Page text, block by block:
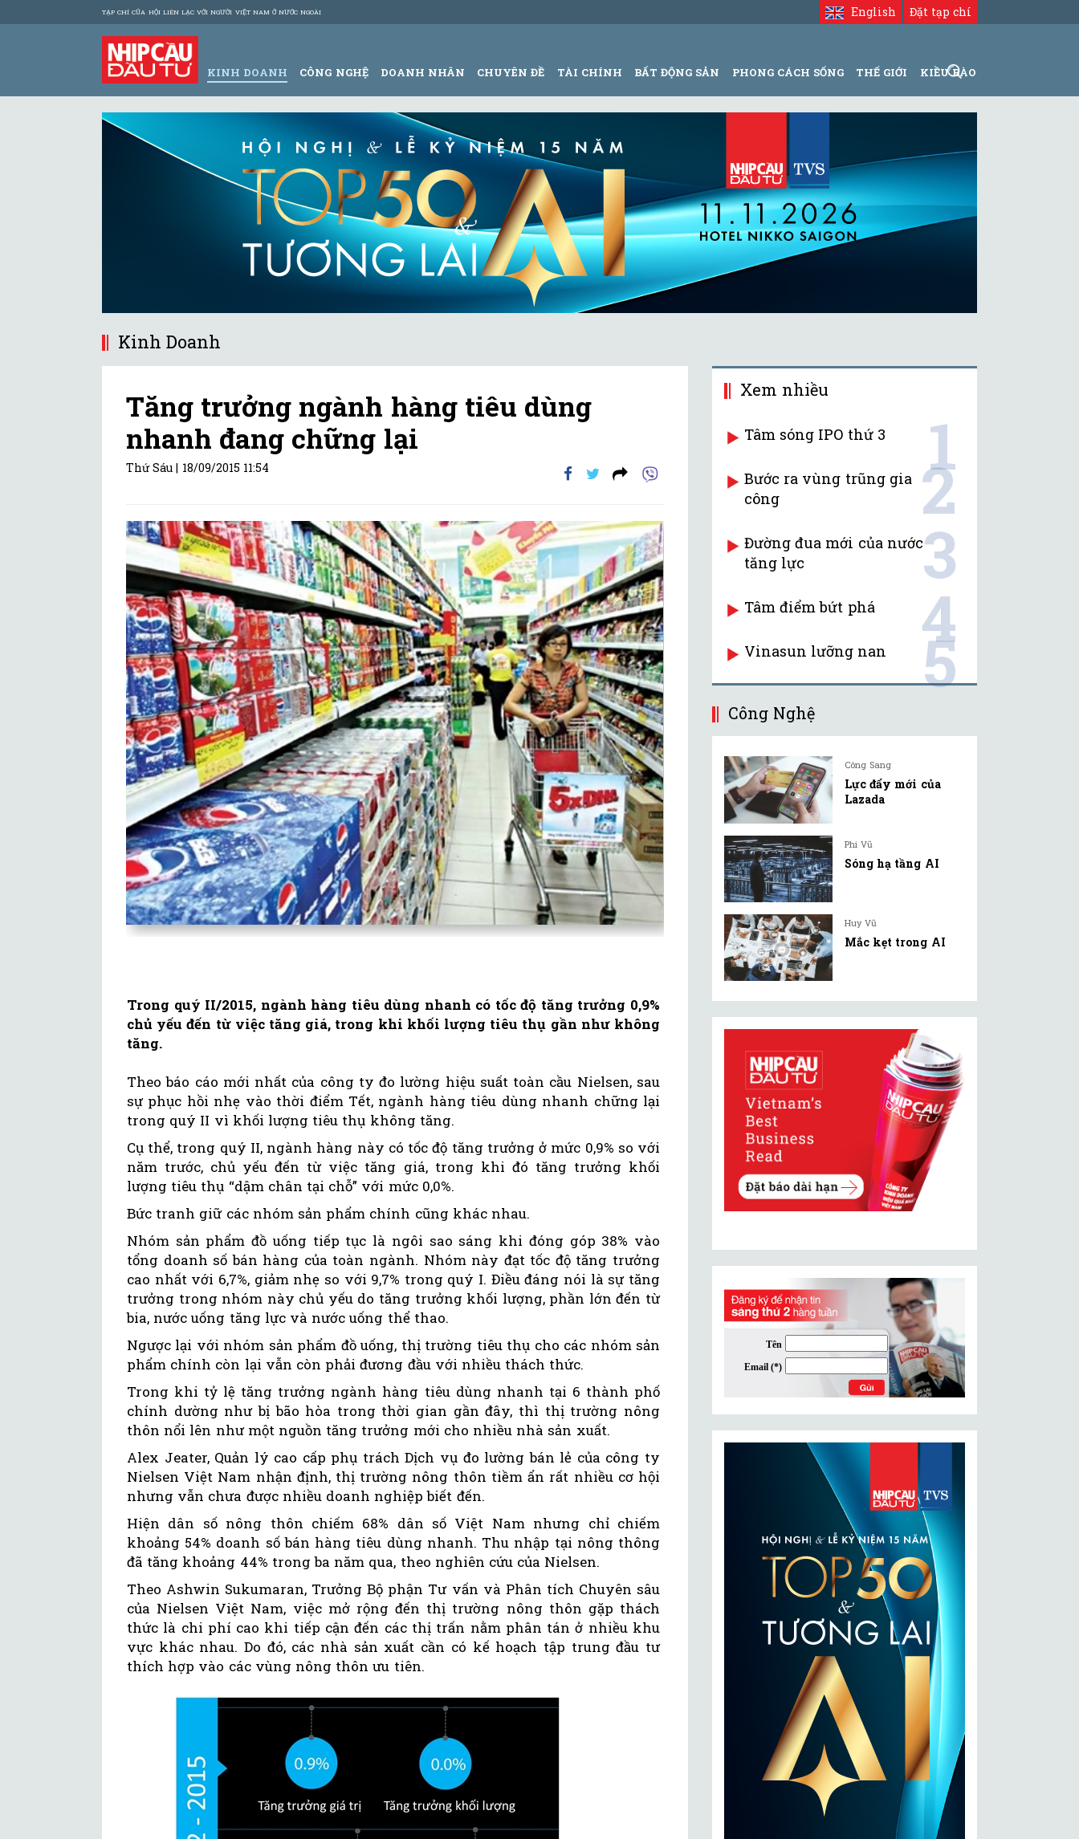
TẠP CHÍ CỦA HỘI LIÊN LẠC VỚI NGƯỜI VIỆT NAM Ở NƯỚC NGOÀI Đặt tạp chí
English
KINH DOANH CÔNG NGHỆ DOANH NHÂN CHUYÊN ĐỀ TÀI CHÍNH BẤT ĐỘNG SẢN PHONG CÁCH SỐNG THẾ GIỚI KIỀU BÀO
Kinh Doanh
Tăng trưởng ngành hàng tiêu dùng
nhanh đang chững lại
Thứ Sáu | 18/09/2015 11:54
Trong quý II/2015, ngành hàng tiêu dùng nhanh có tốc độ tăng trưởng 0,9%
chủ yếu đến từ việc tăng giá, trong khi khối lượng tiêu thụ gần như không
tăng.
Theo báo cáo mới nhất của công ty đo lường hiệu suất toàn cầu Nielsen, sau
sự phục hồi nhẹ vào thời điểm Tết, ngành hàng tiêu dùng nhanh chững lại
trong quý II vì khối lượng tiêu thụ không tăng.
Cụ thể, trong quý II, ngành hàng này có tốc độ tăng trưởng ở mức 0,9% so với
năm trước, chủ yếu đến từ việc tăng giá, trong khi đó tăng trưởng khối
lượng tiêu thụ “dậm chân tại chỗ” với mức 0,0%.
Bức tranh giữ các nhóm sản phẩm chính cũng khác nhau.
Nhóm sản phẩm đồ uống tiếp tục là ngôi sao sáng khi đóng góp 38% vào
tổng doanh số bán hàng của toàn ngành. Nhóm này đạt tốc độ tăng trưởng
cao nhất với 6,7%, giảm nhẹ so với 9,7% trong quý I. Điều đáng nói là sự tăng
trưởng trong nhóm này chủ yếu do tăng trưởng khối lượng, phần lớn đến từ
bia, nước uống tăng lực và nước uống thể thao.
Ngược lại với nhóm sản phẩm đồ uống, thị trường tiêu thụ cho các nhóm sản
phẩm chính còn lại vẫn còn phải đương đầu với nhiều thách thức.
Trong khi tỷ lệ tăng trưởng ngành hàng tiêu dùng nhanh tại 6 thành phố
chính dường như bị bão hòa trong thời gian gần đây, thì thị trường nông
thôn nổi lên như một nguồn tăng trưởng mới cho nhiều nhà sản xuất.
Alex Jeater, Quản lý cao cấp phụ trách Dịch vụ đo lường bán lẻ của công ty
Nielsen Việt Nam nhận định, thị trường nông thôn tiềm ẩn rất nhiều cơ hội
nhưng vẫn chưa được nhiều doanh nghiệp biết đến.
Hiện dân số nông thôn chiếm 68% dân số Việt Nam nhưng chỉ chiếm
khoảng 54% doanh số bán hàng tiêu dùng nhanh. Thu nhập tại nông thông
đã tăng khoảng 44% trong ba năm qua, theo nghiên cứu của Nielsen.
Theo Ashwin Sukumaran, Trưởng Bộ phận Tư vấn và Phân tích Chuyên sâu
của Nielsen Việt Nam, việc mở rộng đến thị trường nông thôn gặp thách
thức là chi phí cao khi tiếp cận đến các thị trấn nằm phân tán ở nhiều khu
vực khác nhau. Do đó, các nhà sản xuất cần có kế hoạch tập trung đầu tư
thích hợp vào các vùng nông thôn ưu tiên.
Xem nhiều
Tâm sóng IPO thứ 3 1
Bước ra vùng trũng gia
công
2
Đường đua mới của nước
tăng lực
3
Tâm điểm bứt phá 4
Vinasun lưỡng nan 5
Công Nghệ
Công Sang
Lực đẩy mới của
Lazada
Phi Vũ
Sóng hạ tầng AI
Huy Vũ
Mắc kẹt trong AI